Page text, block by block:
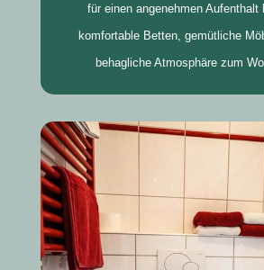
für einen angenehmen Aufenthalt
komfortable Betten, gemütliche
behagliche Atmosphäre zum